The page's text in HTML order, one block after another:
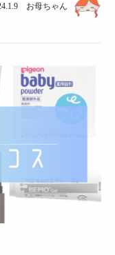
お母ちゃん